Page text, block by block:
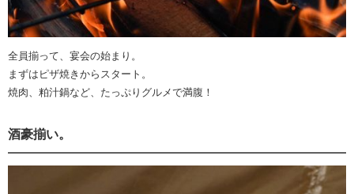
全員揃って、宴会の始まり。
まずはピザ焼きからスタート。
焼肉、粕汁鍋など、たっぷりグルメで満腹！
酒豪揃い。